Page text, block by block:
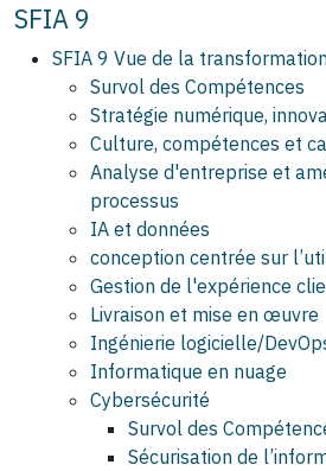
SFIA 9
SFIA 9 Vue de la
Survol des Compétences
Stratégie numérique,
Culture, compétences et
Analyse d'entreprise et
processus
IA et données
conception centrée sur
Gestion de l'expérience
Livraison et mise en œuvre
Ingénierie logicielle/
Informatique en nuage
Cybersécurité
Survol des
Sécurisation de